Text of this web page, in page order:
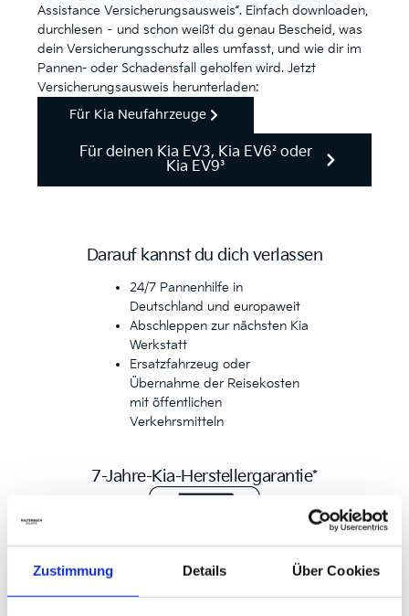
Zustimmung Details Über Cookies
Assistance Versicherungsausweis“. Einfach downloaden,
durchlesen – und schon weißt du genau Bescheid, was
dein Versicherungsschutz alles umfasst, und wie dir im
Pannen- oder Schadensfall geholfen wird. Jetzt
Versicherungsausweis herunterladen:
Für Kia Neufahrzeuge
Für deinen Kia EV3, Kia EV6² oder
Kia EV9³
Darauf kannst du dich verlassen
24/7 Pannenhilfe in
Deutschland und europaweit
Abschleppen zur nächsten Kia
Werkstatt
Ersatzfahrzeug oder
Übernahme der Reisekosten
mit öffentlichen
Verkehrsmitteln
7-Jahre-Kia-Herstellergarantie*